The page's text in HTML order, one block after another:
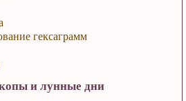
гексаграмм
и лунные дни